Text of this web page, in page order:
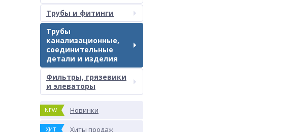
Трубы и фитинги
Трубы
канализационные,
соединительные
детали и изделия
Фильтры, грязевики
и элеваторы
NEW Новинки
ХИТ Хиты продаж